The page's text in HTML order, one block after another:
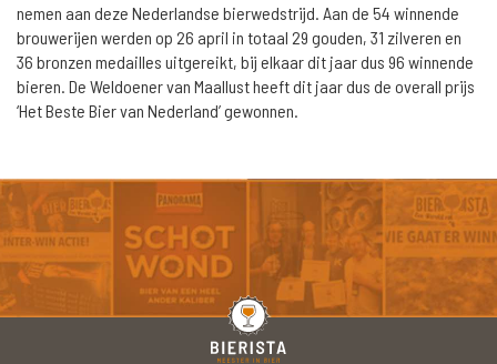
nemen aan deze Nederlandse bierwedstrijd. Aan de 54 winnende
brouwerijen werden op 26 april in totaal 29 gouden, 31 zilveren en
36 bronzen medailles uitgereikt, bij elkaar dit jaar dus 96 winnende
bieren. De Weldoener van Maallust heeft dit jaar dus de overall prijs
‘Het Beste Bier van Nederland’ gewonnen.